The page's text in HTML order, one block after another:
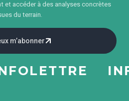
et accéder à des analyses concrètes
du terrain.
m’abonner